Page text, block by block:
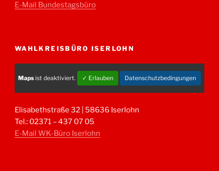
E-Mail Bundestagsbüro
WAHLKREISBÜRO ISERLOHN
Maps ist deaktiviert. ✓ Erlauben Datenschutzbedingungen
Elisabethstraße 32 | 58636 Iserlohn
Tel.: 02371 – 437 07 05
E-Mail WK-Büro Iserlohn